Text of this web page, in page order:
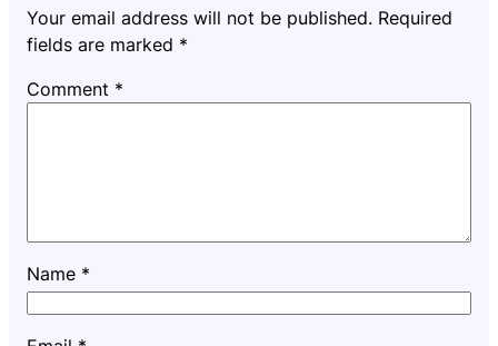
Your email address will not be published. Required
fields are marked *
Comment *
Name *